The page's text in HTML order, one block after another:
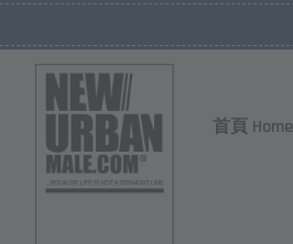
首頁 Home